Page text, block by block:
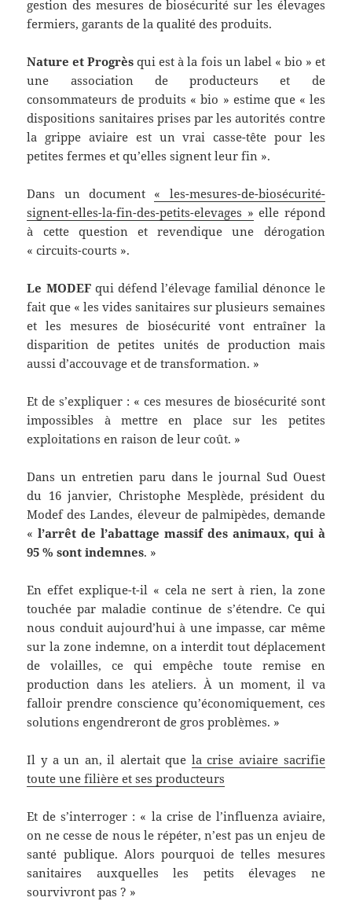
gestion des mesures de biosécurité sur les élevages
fermiers, garants de la qualité des produits.
Nature et Progrès qui est à la fois un label « bio » et
une association de producteurs et de
consommateurs de produits « bio » estime que « les
dispositions sanitaires prises par les autorités contre
la grippe aviaire est un vrai casse-tête pour les
petites fermes et qu’elles signent leur fin ».
Dans un document « les-mesures-de-biosécurité-
signent-elles-la-fin-des-petits-elevages » elle répond
à cette question et revendique une dérogation
« circuits-courts ».
Le MODEFqui défend l’élevage familial dénonce le
fait que « les vides sanitaires sur plusieurs semaines
et les mesures de biosécurité vont entraîner la
disparition de petites unités de production mais
aussi d’accouvage et de transformation. »
Et de s’expliquer : « ces mesures de biosécurité sont
impossibles à mettre en place sur les petites
exploitations en raison de leur coût. »
Dans un entretien paru dans le journal Sud Ouest
du 16 janvier, Christophe Mesplède, président du
Modef des Landes, éleveur de palmipèdes, demande
«l’arrêt de l’abattage massif des animaux, qui à
95 % sont indemnes. »
En effet explique-t-il « cela ne sert à rien, la zone
touchée par maladie continue de s’étendre. Ce qui
nous conduit aujourd’hui à une impasse, car même
sur la zone indemne, on a interdit tout déplacement
de volailles, ce qui empêche toute remise en
production dans les ateliers. À un moment, il va
falloir prendre conscience qu’économiquement, ces
solutions engendreront de gros problèmes. »
Il y a un an, il alertait que la crise aviaire sacrifie
toute une filière et ses producteurs
Et de s’interroger : « la crise de l’influenza aviaire,
on ne cesse de nous le répéter, n’est pas un enjeu de
santé publique. Alors pourquoi de telles mesures
sanitaires auxquelles les petits élevages ne
sourvivront pas ? »